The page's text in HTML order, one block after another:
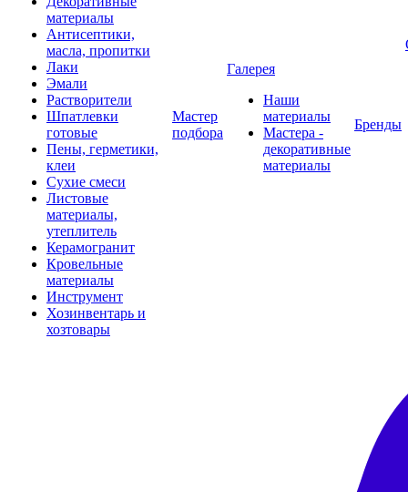
материалы
Антисептики,
масла, пропитки
Лаки
Эмали
Растворители
Шпатлевки
готовые
Пены, герметики,
клеи
Сухие смеси
Листовые
материалы,
утеплитель
Керамогранит
Кровельные
материалы
Инструмент
Хозинвентарь и
хозтовары
Мастер
подбора
Галерея
Наши
материалы
Мастера -
декоративные
материалы
Бренды